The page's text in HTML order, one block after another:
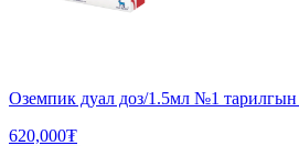
Оземпик дуал доз/1.5мл №1 тарилгын
620,000₮